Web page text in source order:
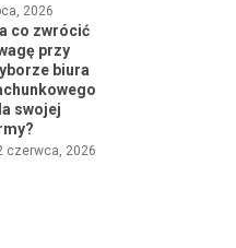
2026
co zwrócić
przy
biura
swojej
czerwca, 2026